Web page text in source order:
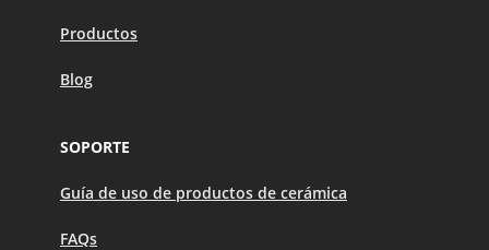
Productos
Blog
SOPORTE
Guía de uso de productos de cerámica
FAQs